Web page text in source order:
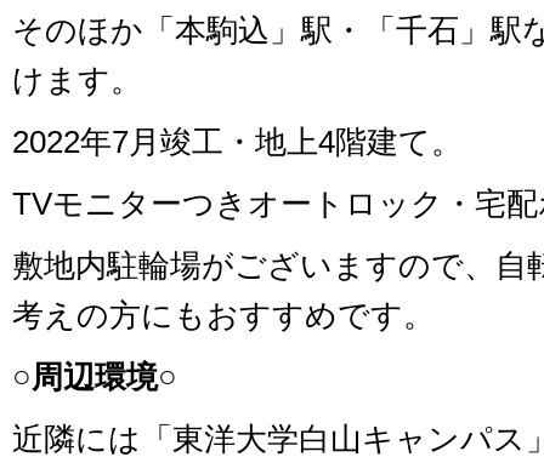
そのほか「本駒込」駅・「千石」駅
けます。
2022年7月竣工・地上4階建て。
TVモニターつきオートロック・宅
敷地内駐輪場がございますので、自
考えの方にもおすすめです。
○周辺環境○
近隣には「東洋大学白山キャンパス